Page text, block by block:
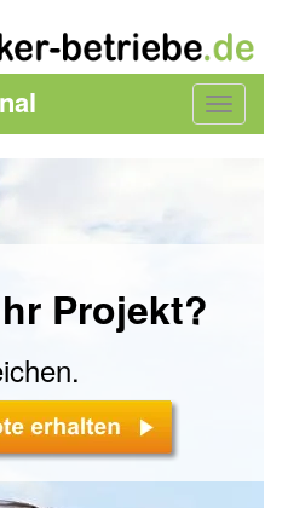
Toggle
Projekt?